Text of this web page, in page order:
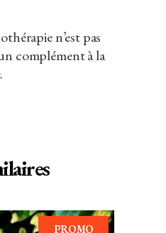
n’est pas
complément à la
PROMO